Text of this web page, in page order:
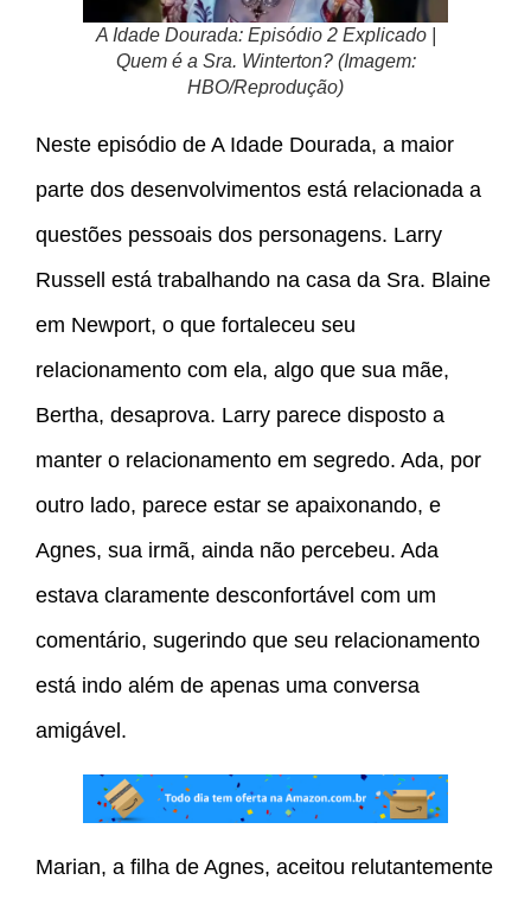
A Idade Dourada: Episódio 2 Explicado |
Quem é a Sra. Winterton? (Imagem:
HBO/Reprodução)
Neste episódio de A Idade Dourada, a maior
parte dos desenvolvimentos está relacionada a
questões pessoais dos personagens. Larry
Russell está trabalhando na casa da Sra. Blaine
em Newport, o que fortaleceu seu
relacionamento com ela, algo que sua mãe,
Bertha, desaprova. Larry parece disposto a
manter o relacionamento em segredo. Ada, por
outro lado, parece estar se apaixonando, e
Agnes, sua irmã, ainda não percebeu. Ada
estava claramente desconfortável com um
comentário, sugerindo que seu relacionamento
está indo além de apenas uma conversa
amigável.
Marian, a filha de Agnes, aceitou relutantemente